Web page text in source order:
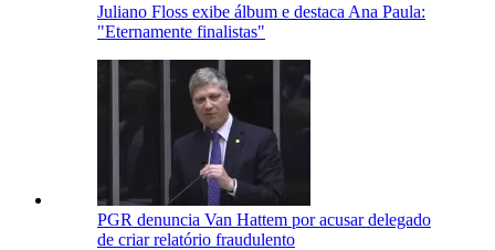
Juliano Floss exibe álbum e destaca Ana Paula:
"Eternamente finalistas"
PGR denuncia Van Hattem por acusar delegado
de criar relatório fraudulento